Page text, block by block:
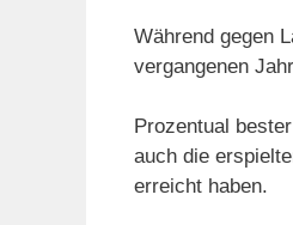
Während gegen
vergangenen
Prozentual
auch die
erreicht haben.